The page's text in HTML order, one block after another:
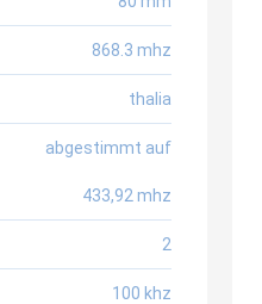
868.3 mhz
thalia
abgestimmt auf
433,92 mhz
2
100 khz